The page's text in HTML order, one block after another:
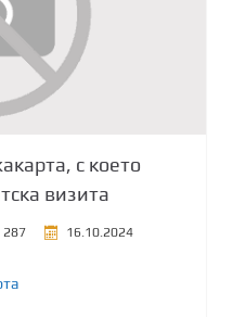
с което
визита
287 16.10.2024